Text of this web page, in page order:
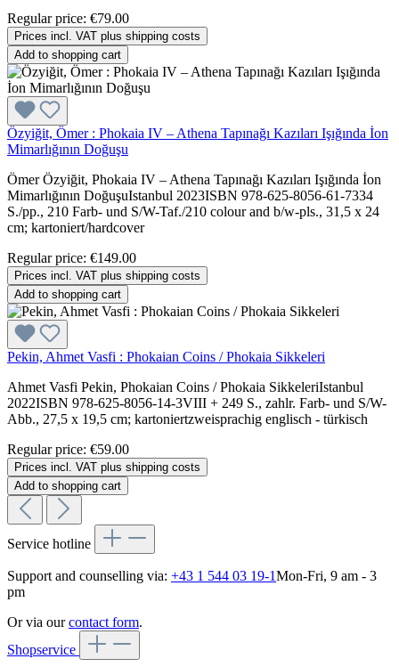
Regular price: €79.00
Prices incl. VAT plus shipping costs
Add to shopping cart
Özyiğit, Ömer : Phokaia IV – Athena Tapınağı Kazıları Işığında İon
Mimarlığının Doğuşu
Ömer Özyiğit, Phokaia IV – Athena Tapınağı Kazıları Işığında İon
Mimarlığının DoğuşuIstanbul 2023ISBN 978-625-8056-61-7334
S./pp., 210 Farb- und S/W-Taf./210 colour and b/w-pls., 31,5 x 24
cm; kartoniert/hardcover
Regular price: €149.00
Prices incl. VAT plus shipping costs
Add to shopping cart
Pekin, Ahmet Vasfi : Phokaian Coins / Phokaia Sikkeleri
Ahmet Vasfi Pekin, Phokaian Coins / Phokaia SikkeleriIstanbul
2022ISBN 978-625-8056-14-3VIII + 249 S., zahlr. Farb- und S/W-
Abb., 27,5 x 19,5 cm; kartoniertzweisprachig englisch - türkisch
Regular price: €59.00
Prices incl. VAT plus shipping costs
Add to shopping cart
Service hotline
Support and counselling via: +43 1 544 03 19-1Mon-Fri, 9 am - 3
pm
Or via ourcontact form.
Shopservice